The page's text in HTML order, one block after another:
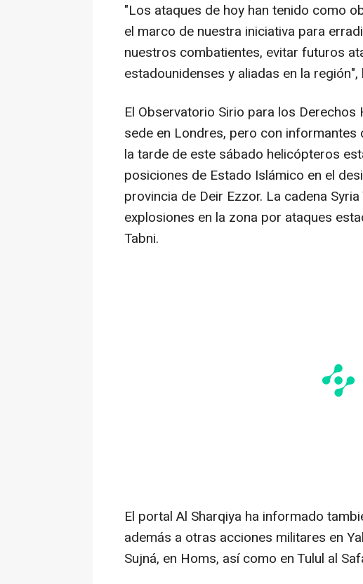
"Los ataques de hoy han tenido como
el marco de nuestra iniciativa para
nuestros combatientes, evitar futuros
estadounidenses y aliadas en la
El Observatorio Sirio para los
sede en Londres, pero con
la tarde de este sábado helicópteros
posiciones de Estado Islámico en el
provincia de Deir Ezzor. La cadena
explosiones en la zona por ataques
Tabni.
El portal Al Sharqiya ha informado
además a otras acciones militares en
Sujná, en Homs, así como en Tulul al